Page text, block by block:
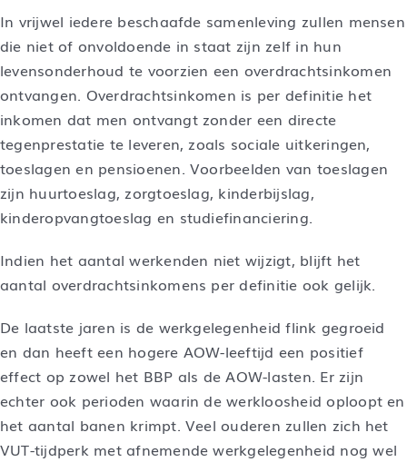
In vrijwel iedere beschaafde samenleving zullen mensen
die niet of onvoldoende in staat zijn zelf in hun
levensonderhoud te voorzien een overdrachtsinkomen
ontvangen. Overdrachtsinkomen is per definitie het
inkomen dat men ontvangt zonder een directe
tegenprestatie te leveren, zoals sociale uitkeringen,
toeslagen en pensioenen. Voorbeelden van toeslagen
zijn huurtoeslag, zorgtoeslag, kinderbijslag,
kinderopvangtoeslag en studiefinanciering.
Indien het aantal werkenden niet wijzigt, blijft het
aantal overdrachtsinkomens per definitie ook gelijk.
De laatste jaren is de werkgelegenheid flink gegroeid
en dan heeft een hogere AOW-leeftijd een positief
effect op zowel het BBP als de AOW-lasten. Er zijn
echter ook perioden waarin de werkloosheid oploopt en
het aantal banen krimpt. Veel ouderen zullen zich het
VUT-tijdperk met afnemende werkgelegenheid nog wel